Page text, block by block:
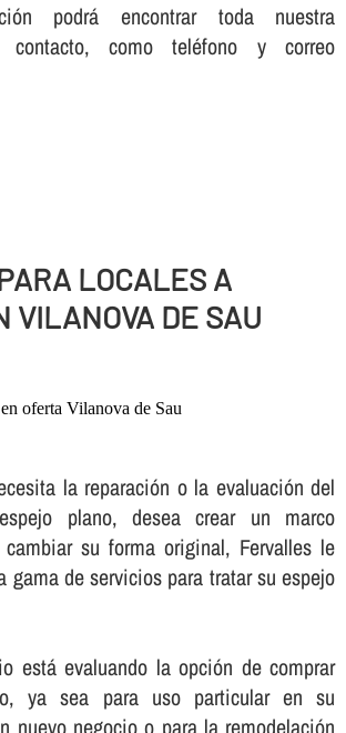
podrá encontrar toda nuestra
contacto, como teléfono y correo
LOCALES A
VILANOVA DE SAU
la reparación o la evaluación del
plano, desea crear un marco
su forma original, Fervalles le
gama de servicios para tratar su espejo
está evaluando la opción de comprar
ya sea para uso particular en su
nuevo negocio o para la remodelación